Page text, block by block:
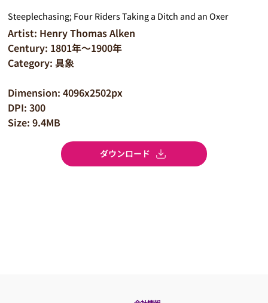
Steeplechasing; Four Riders Taking a Ditch and an Oxer
Artist: Henry Thomas Alken
Century: 1801年～1900年
Category: 具象
Dimension: 4096x2502px
DPI: 300
Size: 9.4MB
ダウンロード